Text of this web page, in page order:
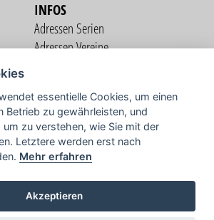
INFOS
Adressen Serien
Adressen Vereine
COMMUNITY
TV
essentielle Cookies, um einen
Betrieb zu gewährleisten, und
zu verstehen, wie Sie mit der
Letztere werden erst nach
Mehr erfahren
Akzeptieren